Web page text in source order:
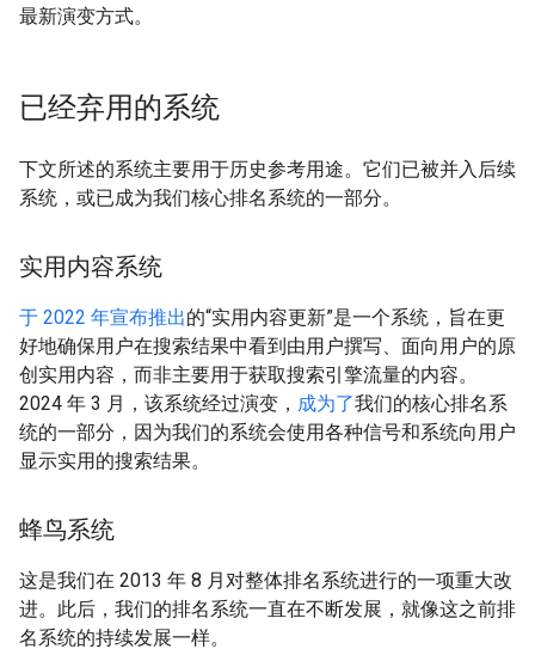
最新演变方式。
已经弃用的系统
下文所述的系统主要用于历史参考用途。它们已被并入后续
系统，或已成为我们核心排名系统的一部分。
实用内容系统
于 2022 年宣布推出的“实用内容更新”是一个系统，旨在更
好地确保用户在搜索结果中看到由用户撰写、面向用户的原
创实用内容，而非主要用于获取搜索引擎流量的内容。
2024 年 3 月，该系统经过演变， 成为了我们的核心排名系
统的一部分，因为我们的系统会使用各种信号和系统向用户
显示实用的搜索结果。
蜂鸟系统
这是我们在 2013 年 8 月对整体排名系统进行的一项重大改
进。此后，我们的排名系统一直在不断发展，就像这之前排
名系统的持续发展一样。